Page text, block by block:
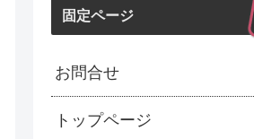
固定ページ
お問合せ
トップページ